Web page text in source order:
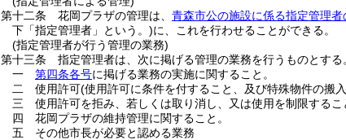
第十二条
花岡プラザの管理は、 青森市公の施設に係る指定管理
下「指定管理者」という。)に、これを行わせることができる。
(指定管理者が行う管理の業務)
第十三条
指定管理者は、次に掲げる管理の業務を行うものとする
一
第四条各号に掲げる業務の実施に関すること。
二
使用許可(使用許可に条件を付すること、及び特殊物件の搬
三
使用許可を拒み、若しくは取り消し、又は使用を制限するこ
四
花岡プラザの維持管理に関すること。
五
その他市長が必要と認める業務